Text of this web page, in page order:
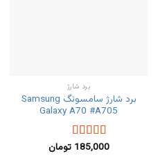
برد شارژ
برد شارژ سامسونگ Samsung
Galaxy A70 #A705
نمره5.00از
185,000 تومان